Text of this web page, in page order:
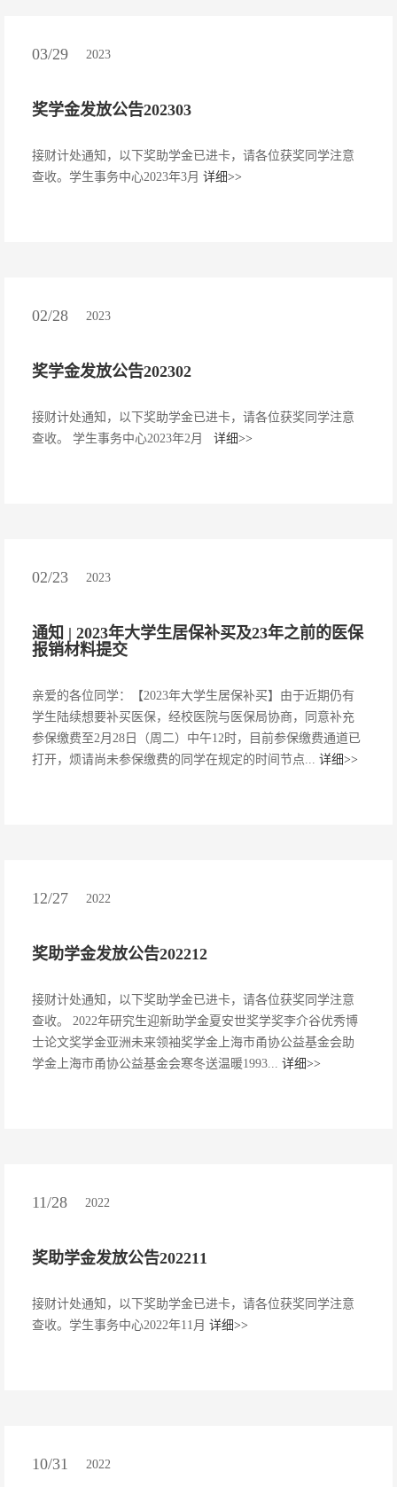
03/29 2023
奖学金发放公告202303
接财计处通知，以下奖助学金已进卡，请各位获奖同学注意
查收。学生事务中心2023年3月 详细>>
02/28 2023
奖学金发放公告202302
接财计处通知，以下奖助学金已进卡，请各位获奖同学注意
查收。 学生事务中心2023年2月 详细>>
02/23 2023
通知 | 2023年大学生居保补买及23年之前的医保
报销材料提交
亲爱的各位同学：【2023年大学生居保补买】由于近期仍有
学生陆续想要补买医保，经校医院与医保局协商，同意补充
参保缴费至2月28日（周二）中午12时，目前参保缴费通道已
打开，烦请尚未参保缴费的同学在规定的时间节点... 详细>>
12/27 2022
奖助学金发放公告202212
接财计处通知，以下奖助学金已进卡，请各位获奖同学注意
查收。 2022年研究生迎新助学金夏安世奖学奖李介谷优秀博
士论文奖学金亚洲未来领袖奖学金上海市甬协公益基金会助
学金上海市甬协公益基金会寒冬送温暖1993... 详细>>
11/28 2022
奖助学金发放公告202211
接财计处通知，以下奖助学金已进卡，请各位获奖同学注意
查收。学生事务中心2022年11月 详细>>
10/31 2022